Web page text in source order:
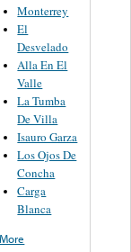
Monterrey
El
Desvelado
Alla En El
Valle
La Tumba
De Villa
Isauro Garza
Los Ojos De
Concha
Carga
Blanca
More